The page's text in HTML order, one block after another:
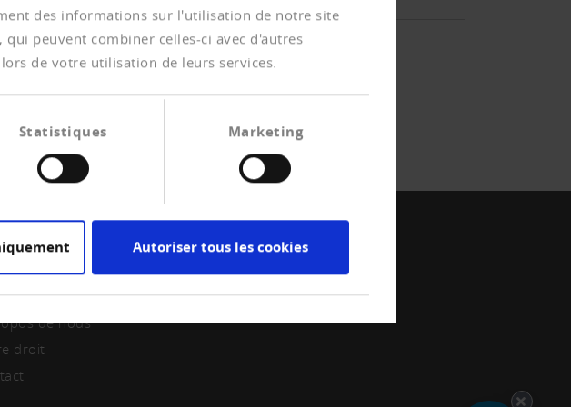
des informations sur l'utilisation de notre site
peuvent combiner celles-ci avec d'autres
de votre utilisation de leurs services.
Statistiques Marketing
Autoriser tous les cookies
de nous
droit